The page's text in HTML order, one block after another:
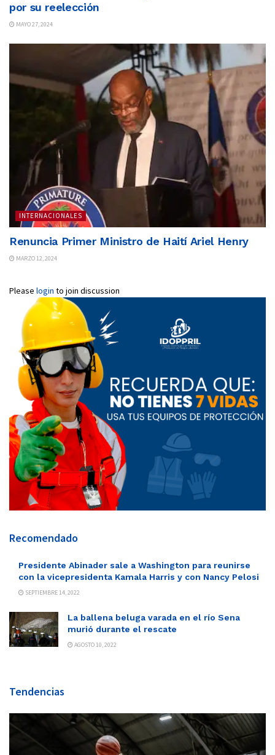
por su reelección
MAYO 27, 2024
INTERNACIONALES
Renuncia Primer Ministro de Haití Ariel Henry
MARZO 12, 2024
Please login to join discussion
Recomendado
Presidente Abinader sale a Washington para reunirse
con la vicepresidenta Kamala Harris y con Nancy Pelosi
SEPTIEMBRE 14, 2022
La ballena beluga varada en el río Sena
murió durante el rescate
AGOSTO 10, 2022
Tendencias